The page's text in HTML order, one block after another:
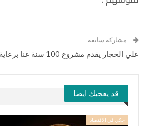
مشاركة سابقة
علي الحجار يقدم مشروع 100 سنة غنا برعاية وزارة الثقافة
قد يعجبك ايضا
حكي في الاقتصاد